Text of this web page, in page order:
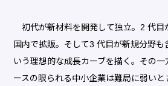
初代が新材料を開発して独立。2 代目
国内で拡販。そして3 代目が新規分野も
いう理想的な成長カーブを描く。その一
ースの限られる中小企業は難局に弱い